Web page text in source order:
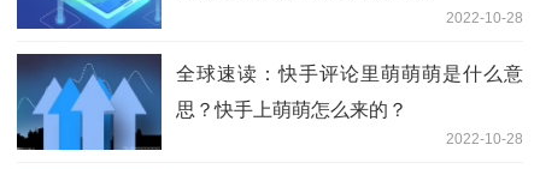
2022-10-28
全球速读：快手评论里萌萌萌是什么意
思？快手上萌萌怎么来的？
2022-10-28